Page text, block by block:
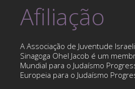
Afiliação
A Associação de Juventude
Sinagoga Ohel Jacob é um
Mundial para o Judaísmo
Europeia para o Judaísmo